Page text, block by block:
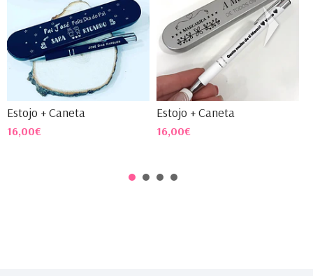
Estojo + Caneta
16,00€
Estojo + Caneta
16,00€